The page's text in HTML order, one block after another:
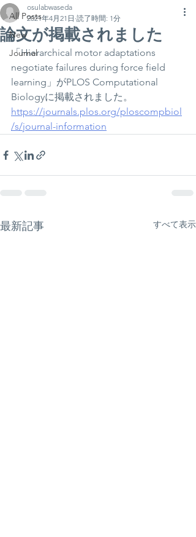
All Posts
New
Journal
論文が掲載されました
osulabwaseda
2021年4月21日 読了時間: 1分
「Hierarchical motor adaptations
negotiate failures during force field
learning」がPLOS Computational
Biologyに掲載されました。
https://journals.plos.org/ploscompbiol
/s/journal-information
最新記事 すべて表示